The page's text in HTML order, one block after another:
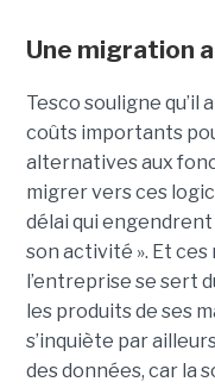
Une migration
Tesco souligne qu’il
coûts importants
alternatives aux
migrer vers ces
délai qui
son activité ». Et
l’entreprise se sert
les produits de ses
s’inquiète par
des données, car la